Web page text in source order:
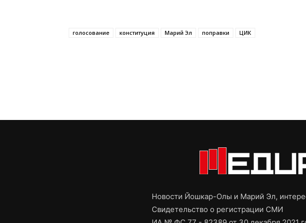
голосование конституция Марий Эл поправки ЦИК
Новости Йошкар-Олы и Марий Эл,
Свидетельство о регистрации СМИ